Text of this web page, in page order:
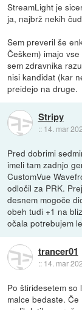
StreamLight je
ja, najbrž nekih
Sem preveril še
Češkem) imajo
sem zdravnika
nisi kandidat (kar
preidejo na druge.
Stripy
:: 14. mar
Pred dobrimi
imeli tam zadnjo
CustomVue
odločil za PRK.
desnem mogoče
obeh tudi +1 na
očala potrebujem
trancer01
:: 14. mar
Po štiridesetem
malce bedaste.